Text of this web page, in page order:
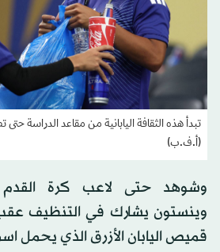
تبدأ هذه الثقافة اليابانية من مقاعد الدراسة
(أ.ف.ب)
وشوهد حتى لاعب كرة القدم
وينستون يشارك في التنظيف عقب
قميص اليابان الأزرق الذي يحمل